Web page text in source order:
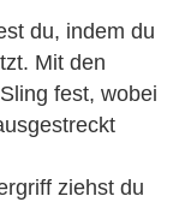
du, indem du
Mit den
fest, wobei
ziehst du